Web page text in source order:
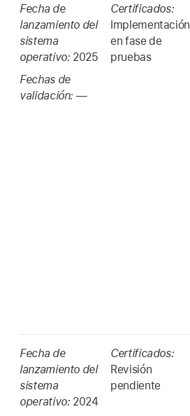
Fecha de
lanzamiento del
sistema
operativo: 2025
Fechas de
validación: —
Certificados:
Implementación
en fase de
pruebas
Fecha de
lanzamiento del
sistema
operativo: 2024
Certificados:
Revisión
pendiente